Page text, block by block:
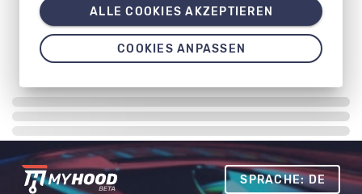
SPRACHE: DE
ALLE COOKIES AKZEPTIEREN
COOKIES ANPASSEN